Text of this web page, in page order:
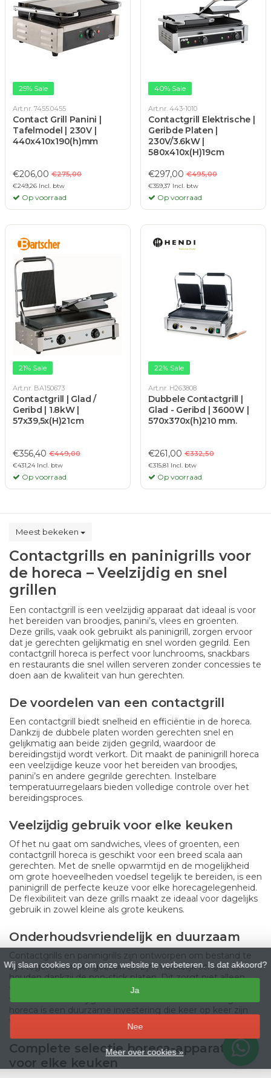
25% Sale
Art.nr. 7455.0455
Contact Grill Panini |
Tafelmodel | 230V |
440x410x190(h)mm
€206,00 €275,00
€249,26 Incl. btw
Op voorraad
40% Sale
Art.nr. 443-1010
Contactgrill Elektrische |
Geribde Platen |
230V/3.6kW |
580x410x(H)19cm
€297,00 €495,00
€359,37 Incl. btw
Op voorraad
21% Sale
Art.nr. BA150673
Contactgrill | Glad /
Geribd | 1.8kW |
57x39,5x(H)21cm
€356,40 €449,00
€431,24 Incl. btw
Op voorraad
22% Sale
Art.nr. H263808
Dubbele Contactgrill |
Glad - Geribd | 3600W |
570x370x(h)210 mm.
€261,00 €332,50
€315,81 Incl. btw
Op voorraad
Meest bekeken
Contactgrills en paninigrills voor
de horeca – Veelzijdig en snel
grillen
Een contactgrill is een veelzijdig apparaat dat ideaal is voor
het bereiden van broodjes, panini’s, vlees en groenten.
Deze grills, vaak ook gebruikt als paninigrill, zorgen ervoor
dat je gerechten gelijkmatig en snel worden gegrild. Een
contactgrill horeca is perfect voor lunchrooms, snackbars
en restaurants die snel willen serveren zonder concessies te
doen aan de kwaliteit van hun gerechten.
De voordelen van een contactgrill
Een contactgrill biedt snelheid en efficiëntie in de horeca.
Dankzij de dubbele platen worden gerechten snel en
gelijkmatig aan beide zijden gegrild, waardoor de
bereidingstijd wordt verkort. Dit maakt de paninigrill horeca
een veelzijdige keuze voor het bereiden van broodjes,
panini’s en andere gegrilde gerechten. Instelbare
temperatuurregelaars bieden volledige controle over het
bereidingsproces.
Veelzijdig gebruik voor elke keuken
Of het nu gaat om sandwiches, vlees of groenten, een
contactgrill horeca is geschikt voor een breed scala aan
gerechten. Met de snelle opwarmtijd en de mogelijkheid
om grote hoeveelheden voedsel tegelijk te bereiden, is een
paninigrill de perfecte keuze voor elke horecagelegenheid.
De flexibiliteit van deze grills maakt ze ideaal voor dagelijks
gebruik in zowel kleine als grote keukens.
Onderhoudsvriendelijk en duurzaam
Contactgrills en paninigrills zijn ontworpen om bestand te
zijn tegen intensief gebruik en zijn makkelijk schoon te
houden dankzij de non-stick platen. Dit zorgt niet alleen
voor een langere levensduur van het apparaat, maar ook
voor een betere hygiëne in de keuken. Een contactgrill
horeca is een duurzame investering die keer op keer zijn
Complete selectie horeca-apparatuur
voor elke keuken
Wij slaan cookies op om onze website te verbeteren. Is dat akkoord?
Ja
Nee
Meer over cookies »